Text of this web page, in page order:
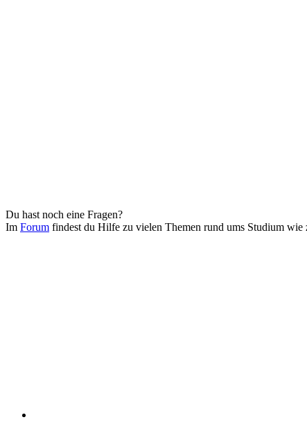
Du hast noch eine Fragen?
Im Forum findest du Hilfe zu vielen Themen rund ums Studium wie